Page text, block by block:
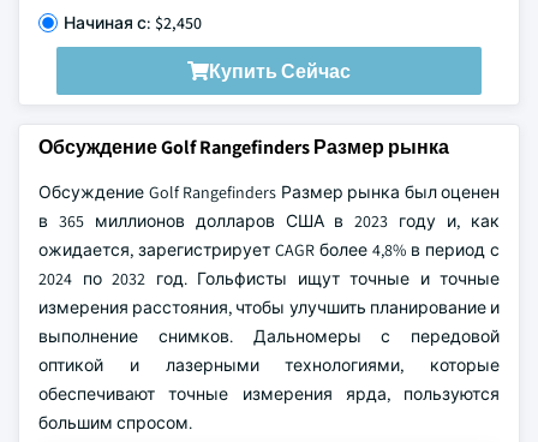
Начиная с: $2,450
Купить Сейчас
Обсуждение Golf Rangefinders Размер рынка
Обсуждение Golf Rangefinders Размер рынка был оценен
в 365 миллионов долларов США в 2023 году и, как
ожидается, зарегистрирует CAGR более 4,8% в период с
2024 по 2032 год. Гольфисты ищут точные и точные
измерения расстояния, чтобы улучшить планирование и
выполнение снимков. Дальномеры с передовой
оптикой и лазерными технологиями, которые
обеспечивают точные измерения ярда, пользуются
большим спросом.